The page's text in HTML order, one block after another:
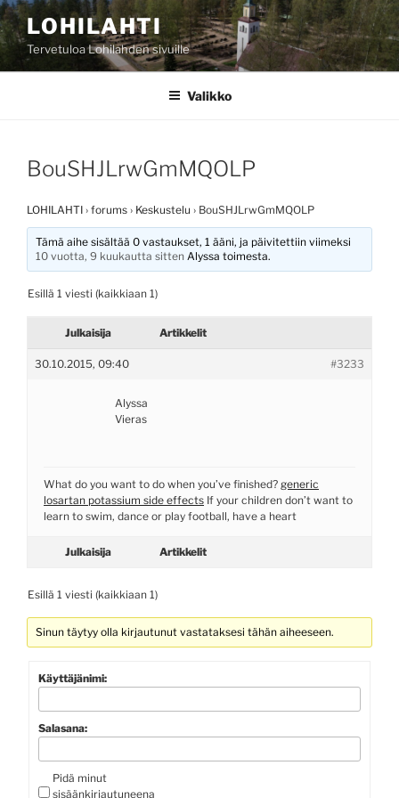
Siirry
sisältöönLOHILAHTI
Tervetuloa Lohilahden sivuille
Valikko
BouSHJLrwGmMQOLP
LOHILAHTI › forums › Keskustelu › BouSHJLrwGmMQOLP
Tämä aihe sisältää 0 vastaukset, 1 ääni, ja päivitettiin viimeksi
10 vuotta, 9 kuukautta sitten Alyssa toimesta.
Esillä 1 viesti (kaikkiaan 1)
Julkaisija Artikkelit
30.10.2015, 09:40 #3233
Alyssa
Vieras
What do you want to do when you’ve finished? generic
losartan potassium side effects If your children don’t want to
learn to swim, dance or play football, have a heart
Julkaisija Artikkelit
Esillä 1 viesti (kaikkiaan 1)
Sinun täytyy olla kirjautunut vastataksesi tähän aiheeseen.
Käyttäjänimi:
Salasana:
Pidä minut
sisäänkirjautuneena